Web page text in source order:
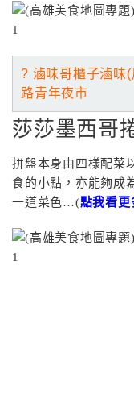
? 滷味哥櫃子滷味
路青年夜市
莎莎墨西哥
拼盤本身由四樣配菜
食的小點，亦能夠成
一道菜色…(點我看更